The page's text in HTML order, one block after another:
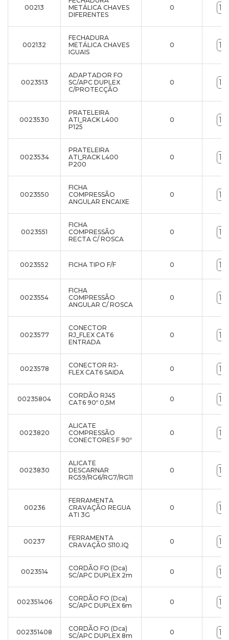
00213
METÁLICA CHAVES
DIFERENTES
0
002132
FECHADURA
METÁLICA CHAVES
IGUAIS
0
0023513
ADAPTADOR FO
SC/APC DUPLEX
C/PROTECÇÃO
0
0023530
PRATELEIRA
ATI_RACK L400
P125
0
0023534
PRATELEIRA
ATI_RACK L400
P200
0
0023550
FICHA
COMPRESSÃO
ANGULAR ENCAIXE
0
0023551
FICHA
COMPRESSÃO
RECTA C/ ROSCA
0
0023552 FICHA TIPO F/F 0
0023554
FICHA
COMPRESSÃO
ANGULAR C/ ROSCA
0
0023577
CONECTOR
RJ_FLEX CAT6
ENTRADA
0
0023578
CONECTOR RJ-
FLEX CAT6 SAIDA
0
00235804
CORDÃO RJ45
CAT6 90º 0,5M
0
0023820
ALICATE
COMPRESSÃO
CONECTORES F 90º
0
0023830
ALICATE
DESCARNAR
RG59/RG6/RG7/RG11
0
00236
FERRAMENTA
CRAVAÇÃO REGUA
ATI 3G
0
00237
FERRAMENTA
CRAVAÇÃO S110.IQ
0
0023514
CORDÃO FO (Dca)
SC/APC DUPLEX 2m
0
002351406
CORDÃO FO (Dca)
SC/APC DUPLEX 6m
0
002351408
CORDÃO FO (Dca)
SC/APC DUPLEX 8m
0